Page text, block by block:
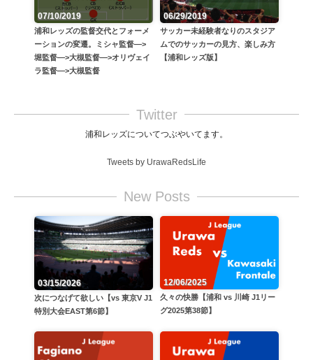
07/10/2019
浦和レッズの監督交代とフォーメ
ーションの変遷。ミシャ監督—>
堀監督—>大槻監督—>オリヴェイ
ラ監督—>大槻監督
06/29/2019
サッカー未経験者なりのスタジア
ムでのサッカーの見方、楽しみ方
【浦和レッズ版】
Twitter
浦和レッズについてつぶやいてます。
Tweets by UrawaRedsLife
New Posts
03/15/2026
次につなげて欲しい【vs 東京V J1
特別大会EAST第6節】
12/06/2025
久々の快勝【浦和 vs 川崎 J1リー
グ2025第38節】